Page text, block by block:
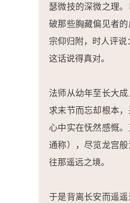
瑟微技的深微之理
破那些胸藏偏见者
宗仰归附，时人评说
这话说得真对。
法师从幼年至长大
求末节而忘却根本
心中实在怃然感慨
通称），尽览龙宫
往那遥远之境。
于是背离长安而遥